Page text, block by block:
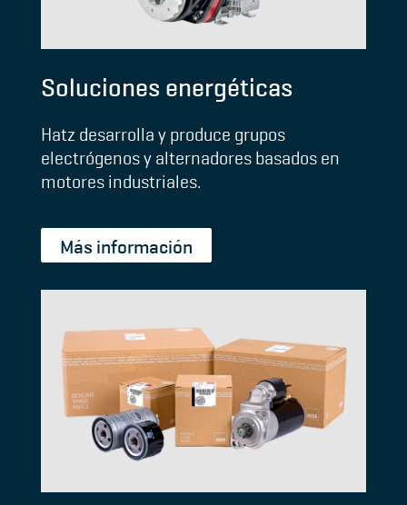
Soluciones energéticas
Hatz desarrolla y produce grupos
electrógenos y alternadores basados en
motores industriales.
Más información